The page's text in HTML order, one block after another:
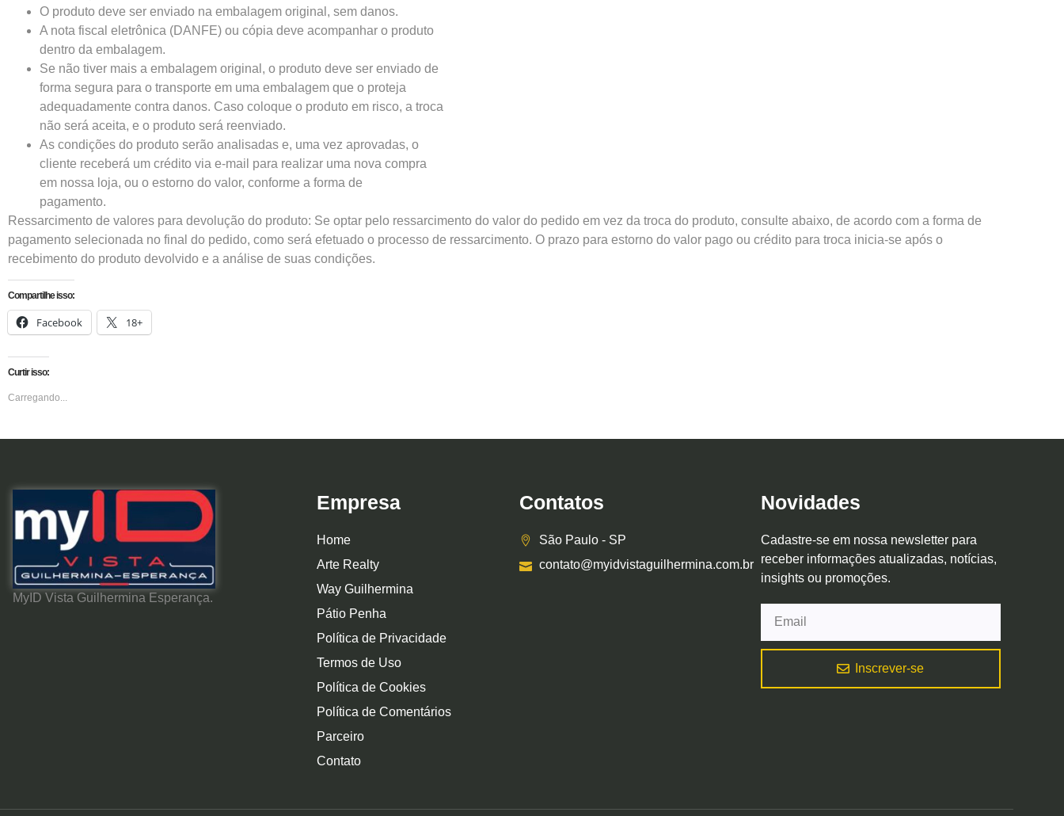
O produto deve ser enviado na embalagem original, sem danos.
A nota fiscal eletrônica (DANFE) ou cópia deve acompanhar o produto
dentro da embalagem.
Se não tiver mais a embalagem original, o produto deve ser enviado de
forma segura para o transporte em uma embalagem que o proteja
adequadamente contra danos. Caso coloque o produto em risco, a troca
não será aceita, e o produto será reenviado.
As condições do produto serão analisadas e, uma vez aprovadas, o
cliente receberá um crédito via e-mail para realizar uma nova compra
em nossa loja, ou o estorno do valor, conforme a forma de
pagamento.
Ressarcimento de valores para devolução do produto: Se optar pelo ressarcimento do valor do pedido em vez da troca do produto, consulte abaixo, de acordo com a forma de
pagamento selecionada no final do pedido, como será efetuado o processo de ressarcimento. O prazo para estorno do valor pago ou crédito para troca inicia-se após o
recebimento do produto devolvido e a análise de suas condições.
Compartilhe isso:
Facebook 18+
Curtir isso:
Carregando...
MyID Vista Guilhermina Esperança.
Empresa
Home
Arte Realty
Way Guilhermina
Pátio Penha
Política de Privacidade
Termos de Uso
Política de Cookies
Política de Comentários
Parceiro
Contato
Contatos
São Paulo - SP
contato@myidvistaguilhermina.com.br
Novidades
Cadastre-se em nossa newsletter para
receber informações atualizadas, notícias,
insights ou promoções.
Inscrever-se